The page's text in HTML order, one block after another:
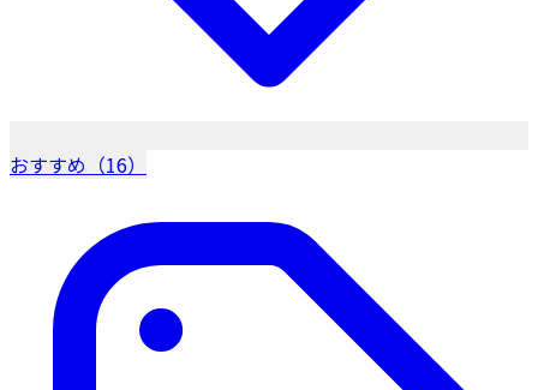
おすすめ（16）